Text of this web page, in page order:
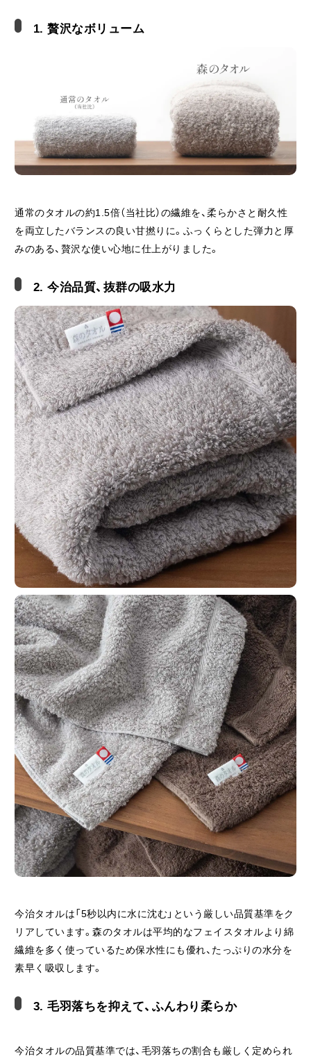
1. 贅沢なボリューム
通常のタオルの約1.5倍（当社比）の繊維を、柔らかさと耐久性
を両立したバランスの良い甘撚りに。ふっくらとした弾力と厚
みのある、贅沢な使い心地に仕上がりました。
2. 今治品質、抜群の吸水力
今治タオルは「5秒以内に水に沈む」という厳しい品質基準をク
リアしています。森のタオルは平均的なフェイスタオルより綿
繊維を多く使っているため保水性にも優れ、たっぷりの水分を
素早く吸収します。
3. 毛羽落ちを抑えて、ふんわり柔らか
今治タオルの品質基準では、毛羽落ちの割合も厳しく定められ